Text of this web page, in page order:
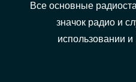
Все основные
значок радио и
использовании